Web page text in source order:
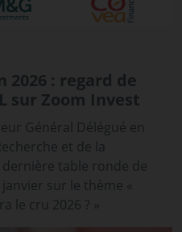
2026 : regard de
sur Zoom Invest
Général Délégué en
et de la
table ronde de
sur le thème «
le cru 2026 ? »